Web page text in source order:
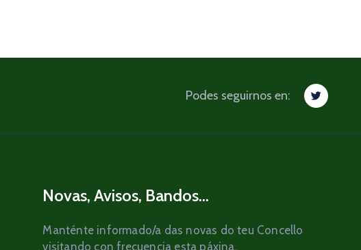
Podes seguirnos en:
Novas, Avisos, Bandos...
Manténte informado/a das novas do teu Concello
visitando con frecuencia esta páxina.